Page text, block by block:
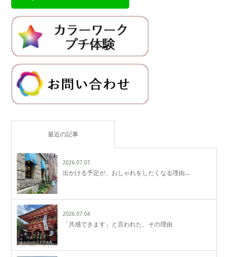
最近の記事
2026.07.07
出かける予定が、おしゃれをしたくなる理由…
2026.07.04
「共感できます」と言われた、その理由